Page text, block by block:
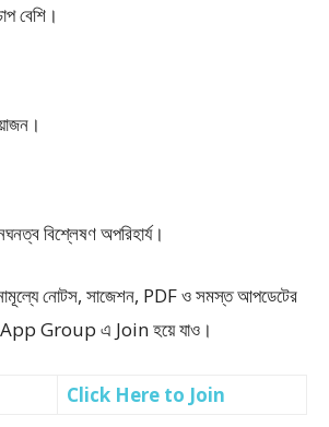
বেশি।
বিশ্লেষণ অপরিহার্য।
নোটস, সাজেশন, PDF ও সমস্ত আপডেটের
Group এ Join হয়ে যাও।
Click Here to Join